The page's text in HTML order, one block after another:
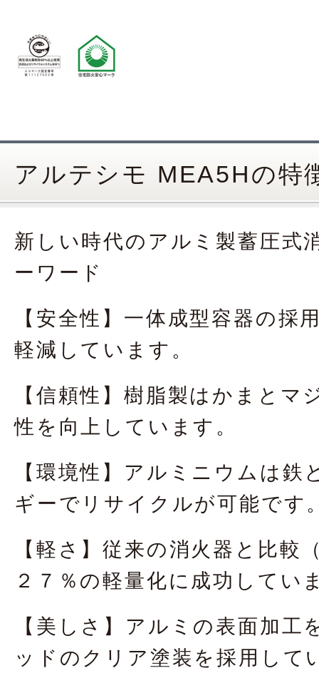
アルテシモ MEA5Hの特
新しい時代のアルミ製蓄圧式
ーワード
【安全性】一体成型容器の
軽減しています。
【信頼性】樹脂製はかまと
性を向上しています。
【環境性】アルミニウムは
ギーでリサイクルが可能です
【軽さ】従来の消火器と比較
２７％の軽量化に成功してい
【美しさ】アルミの表面加
ッドのクリア塗装を採用して